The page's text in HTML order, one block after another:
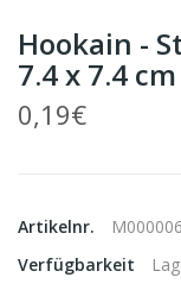
Hookain -
7.4 x 7.4 cm
0,19€
Artikelnr.
Verfügbarkeit